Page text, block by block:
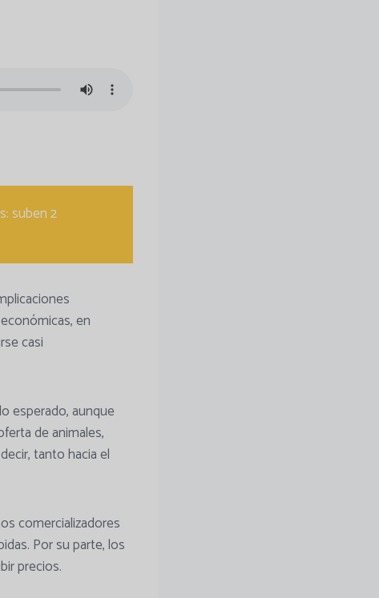
suben 2
en
casi
esperado, aunque
de animales,
tanto hacia el
comercializadores
Por su parte, los
precios.